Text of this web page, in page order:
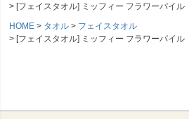
[フェイスタオル] ミッフィー フラワーパイル
HOME
タオル
フェイスタオル
[フェイスタオル] ミッフィー フラワーパイル